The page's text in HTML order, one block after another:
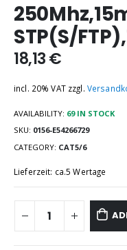
STP(S/
18,13€
incl. 20% VAT zzgl.
AVAILABILITY: 69 IN STOCK
SKU: 0156-E54266729
CATEGORY: CAT5/6
Lieferzeit: ca.5 Wertage